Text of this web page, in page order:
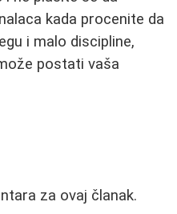
kada procenite da
i malo discipline,
postati vaša
za ovaj članak.